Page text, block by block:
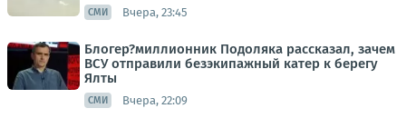
СМИ Вчера, 23:45
Блогер?миллионник Подоляка рассказал, зачем
ВСУ отправили безэкипажный катер к берегу
Ялты
СМИ Вчера, 22:09